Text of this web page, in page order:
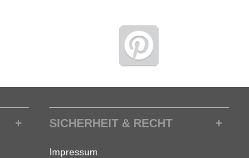
SICHERHEIT & RECHT
Impressum